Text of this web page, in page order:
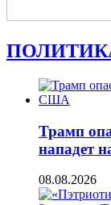
Трамп
нападет
08.08.2026